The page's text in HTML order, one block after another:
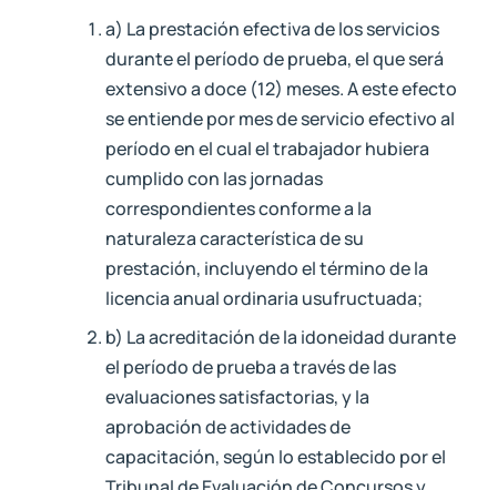
a) La prestación efectiva de los servicios
durante el período de prueba, el que será
extensivo a doce (12) meses. A este efecto
se entiende por mes de servicio efectivo al
período en el cual el trabajador hubiera
cumplido con las jornadas
correspondientes conforme a la
naturaleza característica de su
prestación, incluyendo el término de la
licencia anual ordinaria usufructuada;
b) La acreditación de la idoneidad durante
el período de prueba a través de las
evaluaciones satisfactorias, y la
aprobación de actividades de
capacitación, según lo establecido por el